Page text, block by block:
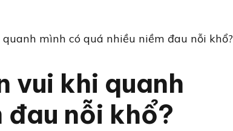
mình có quá nhiều niềm đau nỗi khổ?
vui khi quanh
đau nỗi khổ?